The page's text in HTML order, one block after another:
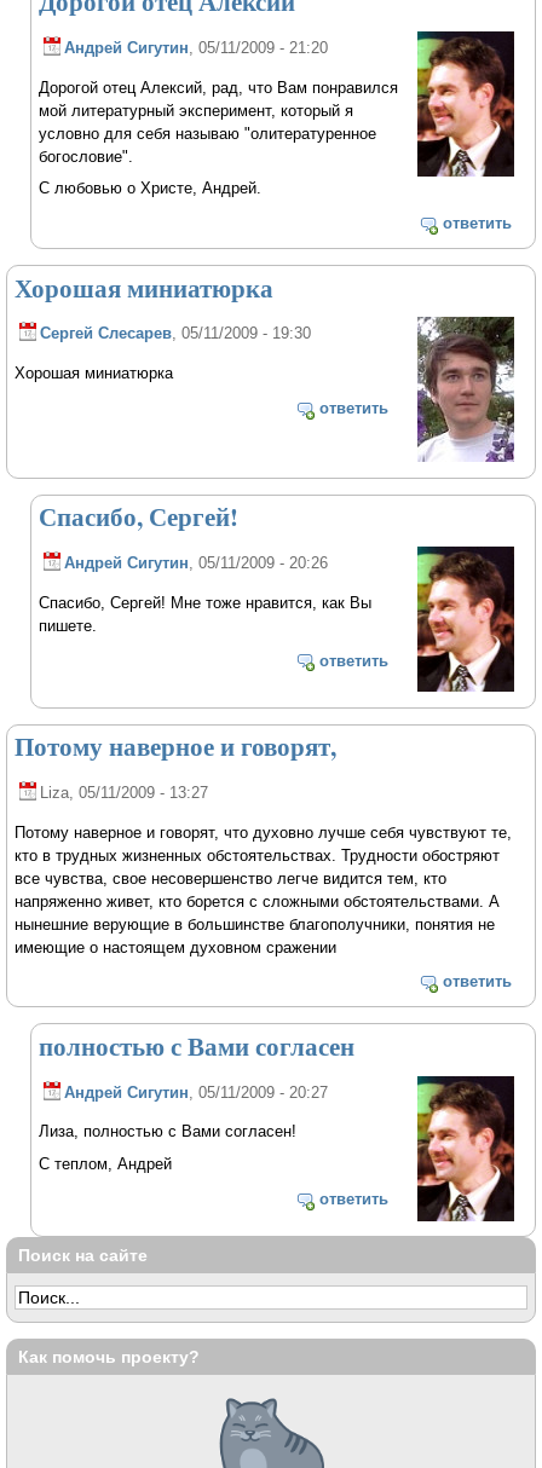
Андрей Сигутин , 05/11/2009 - 21:20
Дорогой отец Алексий, рад, что Вам понравился
мой литературный эксперимент, который я
условно для себя называю "олитературенное
богословие".
С любовью о Христе, Андрей.
ответить
Хорошая миниатюрка
Сергей Слесарев, 05/11/2009 - 19:30
Хорошая миниатюрка
ответить
Спасибо, Сергей!
Андрей Сигутин, 05/11/2009 - 20:26
Спасибо, Сергей! Мне тоже нравится, как Вы
пишете.
ответить
Потому наверное и говорят,
Liza , 05/11/2009 - 13:27
Потому наверное и говорят, что духовно лучше себя чувствуют те,
кто в трудных жизненных обстоятельствах. Трудности обостряют
все чувства, свое несовершенство легче видится тем, кто
напряженно живет, кто борется с сложными обстоятельствами. А
нынешние верующие в большинстве благополучники, понятия не
имеющие о настоящем духовном сражении
ответить
полностью с Вами согласен
Андрей Сигутин , 05/11/2009 - 20:27
Лиза, полностью с Вами согласен!
С теплом, Андрей
ответить
Поиск на сайте
Как помочь проекту?